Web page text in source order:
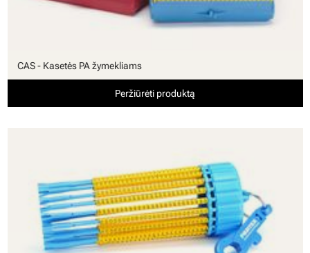
CAS - Kasetės PA žymekliams
Peržiūrėti produktą